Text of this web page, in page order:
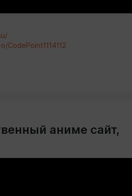
CodePoint1114112
аниме сайт,